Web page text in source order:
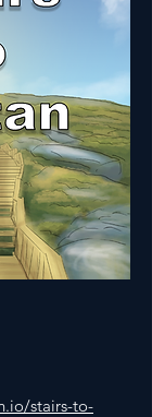
stairs-to-